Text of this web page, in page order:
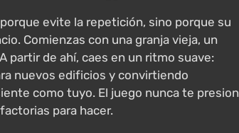
evite la repetición, sino porque su
Comienzas con una granja vieja, un
partir de ahí, caes en un ritmo suave:
nuevos edificios y convirtiendo
como tuyo. El juego nunca te
para hacer.